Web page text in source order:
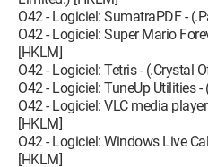
O42 - Logiciel: SumatraPDF -
O42 - Logiciel: Super Mario
[HKLM]
O42 - Logiciel: Tetris - (.Crystal
O42 - Logiciel: TuneUp Utilities
O42 - Logiciel: VLC media
[HKLM]
O42 - Logiciel: Windows Live
[HKLM]